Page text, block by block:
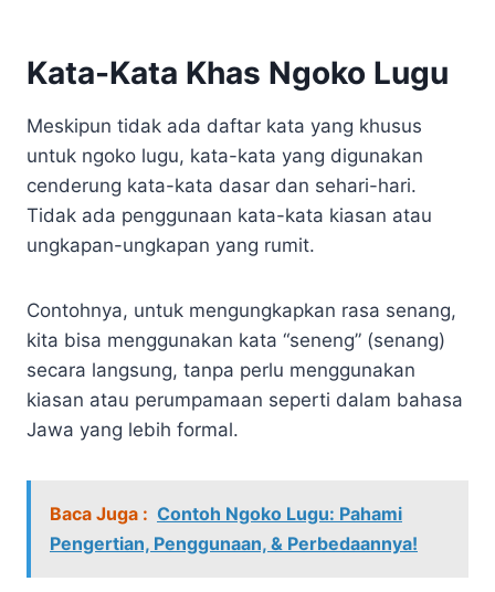
Kata-Kata Khas Ngoko Lugu
Meskipun tidak ada daftar kata yang khusus
untuk ngoko lugu, kata-kata yang digunakan
cenderung kata-kata dasar dan sehari-hari.
Tidak ada penggunaan kata-kata kiasan atau
ungkapan-ungkapan yang rumit.
Contohnya, untuk mengungkapkan rasa senang,
kita bisa menggunakan kata “seneng” (senang)
secara langsung, tanpa perlu menggunakan
kiasan atau perumpamaan seperti dalam bahasa
Jawa yang lebih formal.
Baca Juga : Contoh Ngoko Lugu: Pahami
Pengertian, Penggunaan, & Perbedaannya!